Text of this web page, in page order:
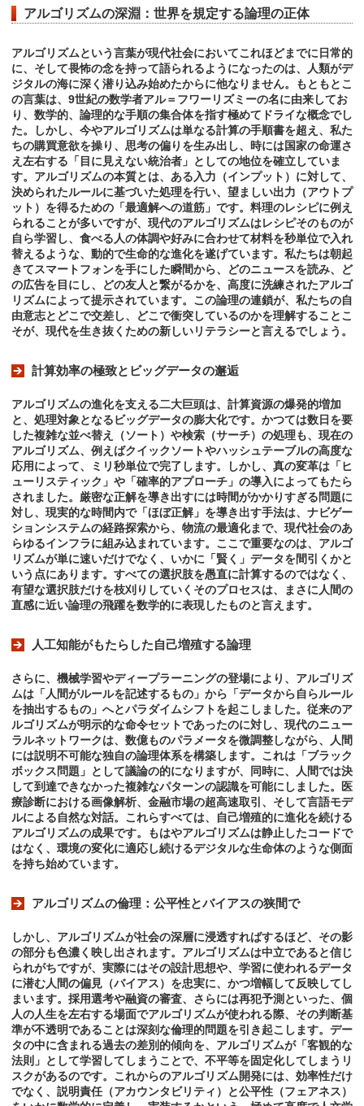
アルゴリズムの深淵：世界を規定する論理の正体
アルゴリズムという言葉が現代社会においてこれほどまでに日常的
に、そして畏怖の念を持って語られるようになったのは、人類がデ
ジタルの海に深く潜り込み始めたからに他なりません。もともとこ
の言葉は、9世紀の数学者アル＝フワーリズミーの名に由来してお
り、数学的、論理的な手順の集合体を指す極めてドライな概念でし
た。しかし、今やアルゴリズムは単なる計算の手順書を超え、私た
ちの購買意欲を操り、思考の偏りを生み出し、時には国家の命運さ
え左右する「目に見えない統治者」としての地位を確立していま
す。アルゴリズムの本質とは、ある入力（インプット）に対して、
決められたルールに基づいた処理を行い、望ましい出力（アウトプ
ット）を得るための「最適解への道筋」です。料理のレシピに例え
られることが多いですが、現代のアルゴリズムはレシピそのものが
自ら学習し、食べる人の体調や好みに合わせて材料を秒単位で入れ
替えるような、動的で生命的な進化を遂げています。私たちは朝起
きてスマートフォンを手にした瞬間から、どのニュースを読み、ど
の広告を目にし、どの友人と繋がるかを、高度に洗練されたアルゴ
リズムによって提示されています。この論理の連鎖が、私たちの自
由意志とどこで交差し、どこで衝突しているのかを理解することこ
そが、現代を生き抜くための新しいリテラシーと言えるでしょう。
計算効率の極致とビッグデータの邂逅
アルゴリズムの進化を支える二大巨頭は、計算資源の爆発的増加
と、処理対象となるビッグデータの膨大化です。かつては数日を要
した複雑な並べ替え（ソート）や検索（サーチ）の処理も、現在の
アルゴリズム、例えばクイックソートやハッシュテーブルの高度な
応用によって、ミリ秒単位で完了します。しかし、真の変革は「ヒ
ューリスティック」や「確率的アプローチ」の導入によってもたら
されました。厳密な正解を導き出すには時間がかかりすぎる問題に
対し、現実的な時間内で「ほぼ正解」を導き出す手法は、ナビゲー
ションシステムの経路探索から、物流の最適化まで、現代社会のあ
らゆるインフラに組み込まれています。ここで重要なのは、アルゴ
リズムが単に速いだけでなく、いかに「賢く」データを間引くかと
いう点にあります。すべての選択肢を愚直に計算するのではなく、
有望な選択肢だけを枝刈りしていくそのプロセスは、まさに人間の
直感に近い論理の飛躍を数学的に表現したものと言えます。
人工知能がもたらした自己増殖する論理
さらに、機械学習やディープラーニングの登場により、アルゴリズ
ムは「人間がルールを記述するもの」から「データから自らルール
を抽出するもの」へとパラダイムシフトを起こしました。従来のア
ルゴリズムが明示的な命令セットであったのに対し、現代のニュー
ラルネットワークは、数億ものパラメータを微調整しながら、人間
には説明不可能な独自の論理体系を構築します。これは「ブラック
ボックス問題」として議論の的になりますが、同時に、人間では決
して到達できなかった複雑なパターンの認識を可能にしました。医
療診断における画像解析、金融市場の超高速取引、そして言語モデ
ルによる自然な対話。これらすべては、自己増殖的に進化を続ける
アルゴリズムの成果です。もはやアルゴリズムは静止したコードで
はなく、環境の変化に適応し続けるデジタルな生命体のような側面
を持ち始めています。
アルゴリズムの倫理：公平性とバイアスの狭間で
しかし、アルゴリズムが社会の深層に浸透すればするほど、その影
の部分も色濃く映し出されます。アルゴリズムは中立であると信じ
られがちですが、実際にはその設計思想や、学習に使われるデータ
に潜む人間の偏見（バイアス）を忠実に、かつ増幅して反映してし
まいます。採用選考や融資の審査、さらには再犯予測といった、個
人の人生を左右する場面でアルゴリズムが使われる際、その判断基
準が不透明であることは深刻な倫理的問題を引き起こします。デー
タの中に含まれる過去の差別的傾向を、アルゴリズムが「客観的な
法則」として学習してしまうことで、不平等を固定化してしまうリ
スクがあるのです。これからのアルゴリズム開発には、効率性だけ
でなく、説明責任（アカウンタビリティ）と公平性（フェアネス）